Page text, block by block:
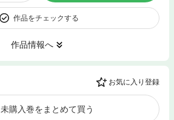
作品をチェックする
作品情報へ
お気に入り登録
未購入巻をまとめて買う